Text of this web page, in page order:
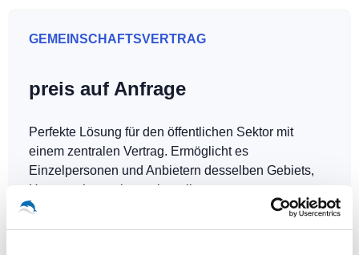
GEMEINSCHAFTSVERTRAG
preis auf Anfrage
Perfekte Lösung für den öffentlichen Sektor mit
einem zentralen Vertrag. Ermöglicht es
Einzelpersonen und Anbietern desselben Gebiets,
Hotspots kostenlos zu betreiben.